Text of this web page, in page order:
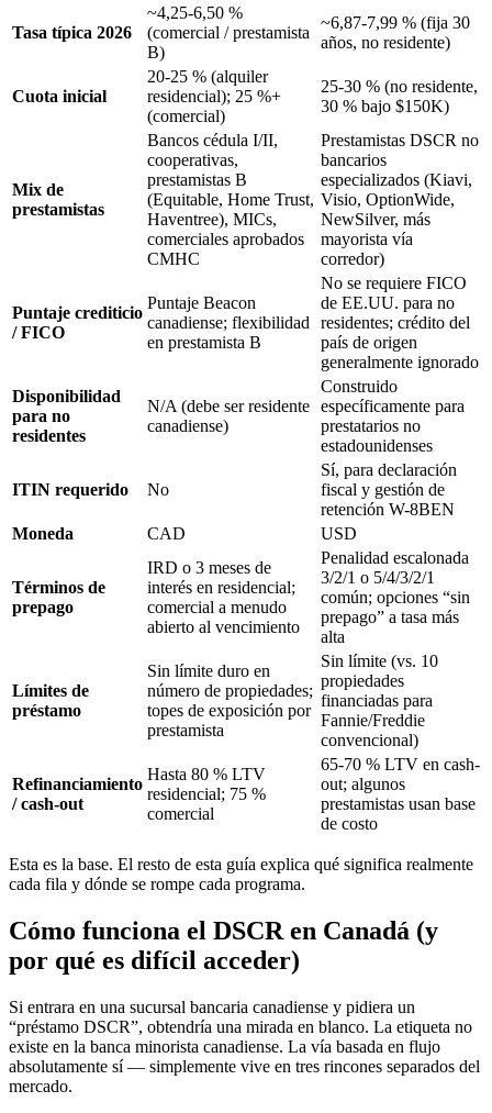
Tasa típica 2026
~4,25-6,50 %
(comercial / prestamista
B)
~6,87-7,99 % (fija 30
años, no residente)
Cuota inicial
20-25 % (alquiler
residencial); 25 %+
(comercial)
25-30 % (no residente,
30 % bajo $150K)
Mix de
prestamistas
Bancos cédula I/II,
cooperativas,
prestamistas B
(Equitable, Home Trust,
Haventree), MICs,
comerciales aprobados
CMHC
Prestamistas DSCR no
bancarios
especializados (Kiavi,
Visio, OptionWide,
NewSilver, más
mayorista vía
corredor)
Puntaje crediticio
/ FICO
Puntaje Beacon
canadiense; flexibilidad
en prestamista B
No se requiere FICO
de EE.UU. para no
residentes; crédito del
país de origen
generalmente ignorado
Disponibilidad
para no
residentes
N/A (debe ser residente
canadiense)
Construido
específicamente para
prestatarios no
estadounidenses
ITIN requerido No
Sí, para declaración
fiscal y gestión de
retención W-8BEN
Moneda
CAD USD
Términos de
prepago
IRD o 3 meses de
interés en residencial;
comercial a menudo
abierto al vencimiento
Penalidad escalonada
3/2/1 o 5/4/3/2/1
común; opciones “sin
prepago” a tasa más
alta
Límites de
préstamo
Sin límite duro en
número de propiedades;
topes de exposición por
prestamista
Sin límite (vs. 10
propiedades
financiadas para
Fannie/Freddie
convencional)
Refinanciamiento
/ cash-out
Hasta 80 % LTV
residencial; 75 %
comercial
65-70 % LTV en cash-
out; algunos
prestamistas usan base
de costo
Esta es la base. El resto de esta guía explica qué significa realmente
cada fila y dónde se rompe cada programa.
Cómo funciona el DSCR en Canadá (y
por qué es difícil acceder)
Si entrara en una sucursal bancaria canadiense y pidiera un
“préstamo DSCR”, obtendría una mirada en blanco. La etiqueta no
existe en la banca minorista canadiense. La vía basada en flujo
absolutamente sí — simplemente vive en tres rincones separados del
mercado.